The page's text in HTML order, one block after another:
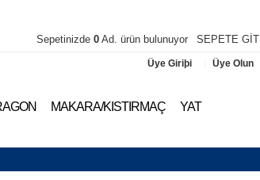
Sepetinizde 0Ad. ürün bulunuyor SEPETE GİT
Üye Giriþi Üye Olun
MAKARA/KISTIRMAÇ YAT